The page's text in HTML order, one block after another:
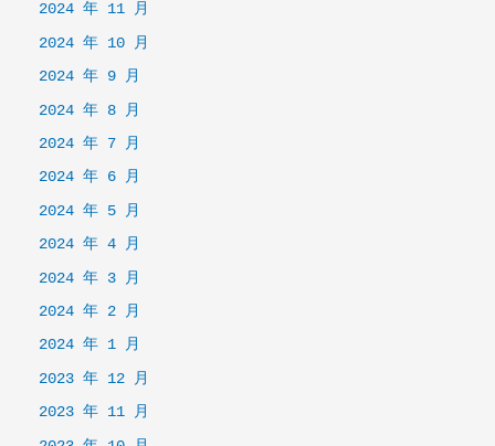
2024 年 11 月
2024 年 10 月
2024 年 9 月
2024 年 8 月
2024 年 7 月
2024 年 6 月
2024 年 5 月
2024 年 4 月
2024 年 3 月
2024 年 2 月
2024 年 1 月
2023 年 12 月
2023 年 11 月